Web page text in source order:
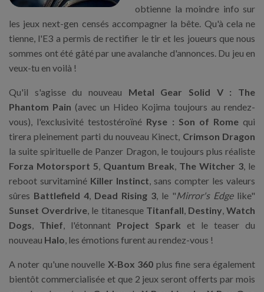
obtienne la moindre info sur
les jeux next-gen censés accompagner la bête. Qu'à cela ne
tienne, l'E3 a permis de rectifier le tir et les joueurs que nous
sommes ont été gâté par une avalanche d'annonces. Du jeu en
veux-tu en voilà !
Qu'il s'agisse du nouveau Metal Gear Solid V : The
Phantom Pain (avec un Hideo Kojima toujours au rendez-
vous), l'exclusivité testostéroïné Ryse : Son of Romequi
tirera pleinement parti du nouveau Kinect, Crimson Dragon
la suite spirituelle de Panzer Dragon, le toujours plus réaliste
Forza Motorsport 5, Quantum Break, The Witcher 3, le
reboot survitaminé Killer Instinct, sans compter les valeurs
sûres Battlefield 4, Dead Rising 3, le "Mirror's Edge like"
Sunset Overdrive, le titanesque Titanfall,Destiny,Watch
Dogs, Thief, l'étonnant Project Spark et le teaser du
nouveau Halo, les émotions furent au rendez-vous !
A noter qu'une nouvelle X-Box 360 plus fine sera également
bientôt commercialisée et que 2 jeux seront offerts par mois